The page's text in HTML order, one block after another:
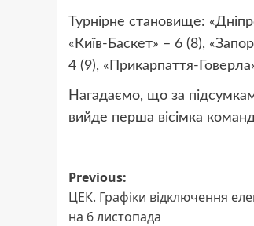
Турнірне становище:
«Київ-Баскет» – 6 (8),
4 (9), «Прикарпаття-
Нагадаємо, що за
вийде перша вісімка
Post
navigation
Previous:
ЦЕК. Графіки відключення
на 6 листопада